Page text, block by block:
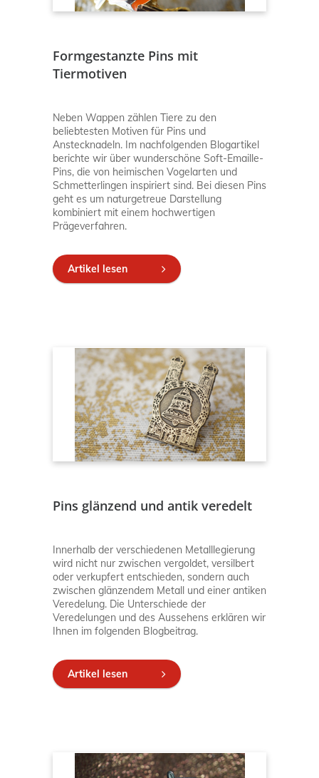
Formgestanzte Pins mit
Tiermotiven
Neben Wappen zählen Tiere zu den
beliebtesten Motiven für Pins und
Anstecknadeln. Im nachfolgenden Blogartikel
berichte wir über wunderschöne Soft-Emaille-
Pins, die von heimischen Vogelarten und
Schmetterlingen inspiriert sind. Bei diesen Pins
geht es um naturgetreue Darstellung
kombiniert mit einem hochwertigen
Prägeverfahren.
Artikel lesen
Pins glänzend und antik veredelt
Innerhalb der verschiedenen Metalllegierung
wird nicht nur zwischen vergoldet, versilbert
oder verkupfert entschieden, sondern auch
zwischen glänzendem Metall und einer antiken
Veredelung. Die Unterschiede der
Veredelungen und des Aussehens erklären wir
Ihnen im folgenden Blogbeitrag.
Artikel lesen